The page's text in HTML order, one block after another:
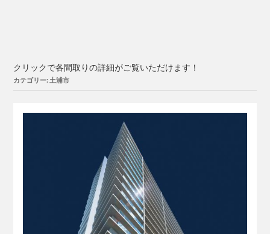
クリックで各間取りの詳細がご覧いただけます！
カテゴリー: 土浦市